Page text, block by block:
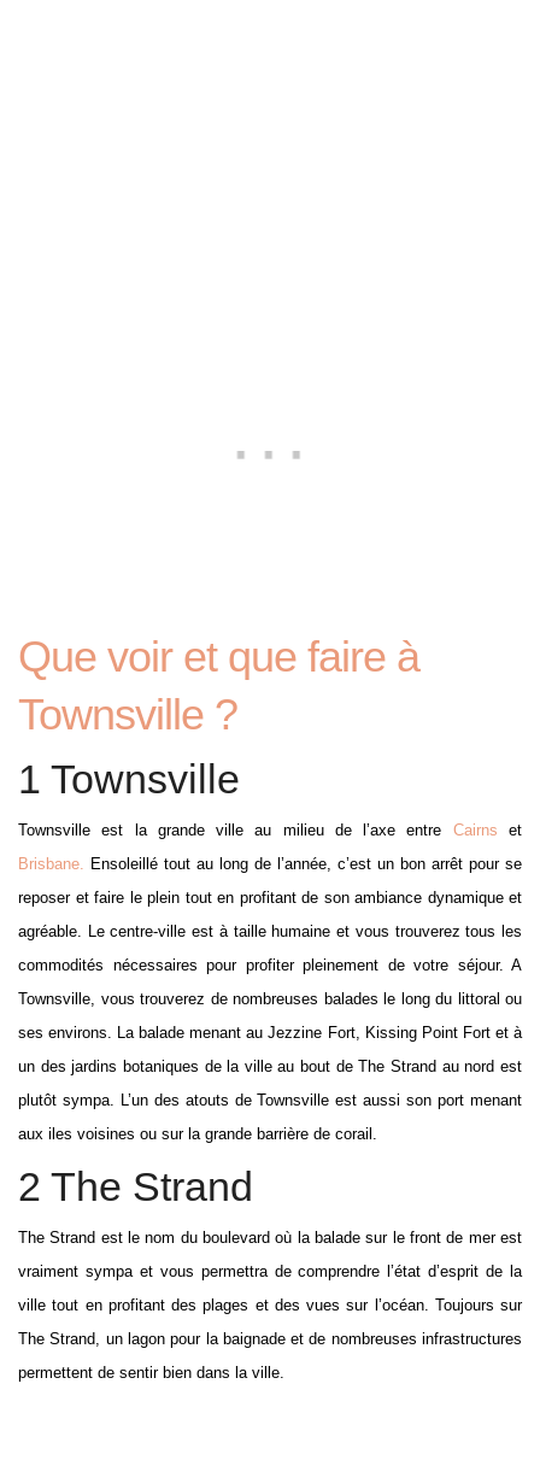
Que voir et que faire à
Townsville ?
1 Townsville
Townsville est la grande ville au milieu de l’axe entre Cairns et
Brisbane.
Ensoleillé tout au long de l’année, c’est un bon arrêt pour se
reposer et faire le plein tout en profitant de son ambiance dynamique et
agréable. Le centre-ville est à taille humaine et vous trouverez tous les
commodités nécessaires pour profiter pleinement de votre séjour. A
Townsville, vous trouverez de nombreuses balades le long du littoral ou
ses environs. La balade menant au Jezzine Fort, Kissing Point Fort et à
un des jardins botaniques de la ville au bout de The Strand au nord est
plutôt sympa. L’un des atouts de Townsville est aussi son port menant
aux iles voisines ou sur la grande barrière de corail.
2 The Strand
The Strand est le nom du boulevard où la balade sur le front de mer est
vraiment sympa et vous permettra de comprendre l’état d’esprit de la
ville tout en profitant des plages et des vues sur l’océan. Toujours sur
The Strand, un lagon pour la baignade et de nombreuses infrastructures
permettent de sentir bien dans la ville.